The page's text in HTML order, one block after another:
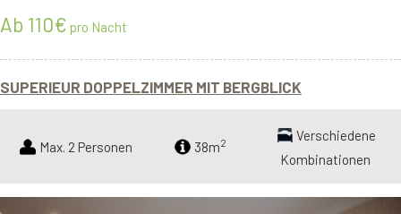
Ab 110€ pro Nacht
SUPERIEUR DOPPELZIMMER MIT BERGBLICK
Max. 2 Personen 38m2
Verschiedene
Kombinationen